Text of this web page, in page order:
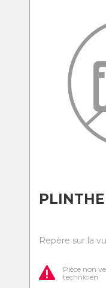
PLINTHE
Repère sur la
Pièce non
technicien